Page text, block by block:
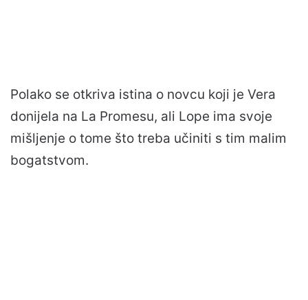
Polako se otkriva istina o novcu koji je Vera
donijela na La Promesu, ali Lope ima svoje
mišljenje o tome što treba učiniti s tim malim
bogatstvom.